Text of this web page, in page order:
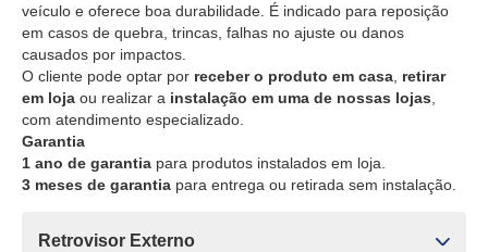
veículo e oferece boa durabilidade. É indicado para reposição
em casos de quebra, trincas, falhas no ajuste ou danos
causados por impactos.
O cliente pode optar por receber o produto em casa retirar
em loja ou realizar a instalação em uma de nossas lojas
com atendimento especializado.
Garantia
1 ano de garantia para produtos instalados em loja.
3 meses de garantia para entrega ou retirada sem instalação.
Retrovisor Externo